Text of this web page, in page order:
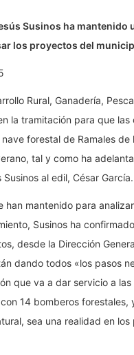
Susinos ha mantenido
los proyectos del
Rural, Ganadería,
la tramitación para que las
forestal de Ramales de
tal y como ha
al edil, César García.
han mantenido para
Susinos ha
desde la Dirección
dando todos «los pasos
que va a dar servicio a las
14 bomberos forestales,
sea una realidad en los